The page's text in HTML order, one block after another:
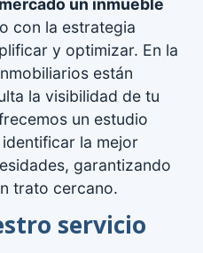
un inmueble
con la estrategia
y optimizar. En la
están
la visibilidad de tu
un estudio
la mejor
garantizando
trato cercano.
servicio